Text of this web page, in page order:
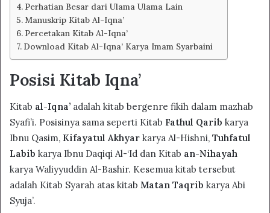
Perhatian Besar dari Ulama Ulama Lain
Manuskrip Kitab Al-Iqna’
Percetakan Kitab Al-Iqna’
Download Kitab Al-Iqna’ Karya Imam Syarbaini
Posisi Kitab Iqna’
Kitab al-Iqna’ adalah kitab bergenre fikih dalam mazhab
Syafi’i. Posisinya sama seperti Kitab Fathul Qarib karya
Ibnu Qasim, Kifayatul Akhyar karya Al-Hishni, Tuhfatul
Labib karya Ibnu Daqiqi Al-‘Id dan Kitab an-Nihayah
karya Waliyyuddin Al-Bashir. Kesemua kitab tersebut
adalah Kitab Syarah atas kitab Matan Taqrib karya Abi
Syuja’.